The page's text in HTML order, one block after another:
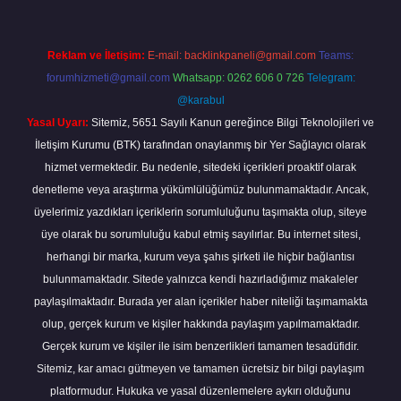
Reklam ve İletişim: E-mail: backlinkpaneli@gmail.com Teams:
forumhizmeti@gmail.com Whatsapp: 0262 606 0 726 Telegram:
@karabul
Yasal Uyarı: Sitemiz, 5651 Sayılı Kanun gereğince Bilgi Teknolojileri ve
İletişim Kurumu (BTK) tarafından onaylanmış bir Yer Sağlayıcı olarak
hizmet vermektedir. Bu nedenle, sitedeki içerikleri proaktif olarak
denetleme veya araştırma yükümlülüğümüz bulunmamaktadır. Ancak,
üyelerimiz yazdıkları içeriklerin sorumluluğunu taşımakta olup, siteye
üye olarak bu sorumluluğu kabul etmiş sayılırlar. Bu internet sitesi,
herhangi bir marka, kurum veya şahıs şirketi ile hiçbir bağlantısı
bulunmamaktadır. Sitede yalnızca kendi hazırladığımız makaleler
paylaşılmaktadır. Burada yer alan içerikler haber niteliği taşımamakta
olup, gerçek kurum ve kişiler hakkında paylaşım yapılmamaktadır.
Gerçek kurum ve kişiler ile isim benzerlikleri tamamen tesadüfidir.
Sitemiz, kar amacı gütmeyen ve tamamen ücretsiz bir bilgi paylaşım
platformudur. Hukuka ve yasal düzenlemelere aykırı olduğunu